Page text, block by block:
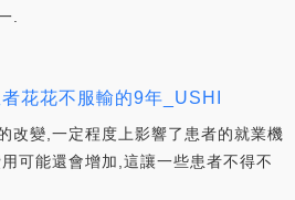
.
花花不服輸的9年_USHI
改變,一定程度上影響了患者的就業機
可能還會增加,這讓一些患者不得不